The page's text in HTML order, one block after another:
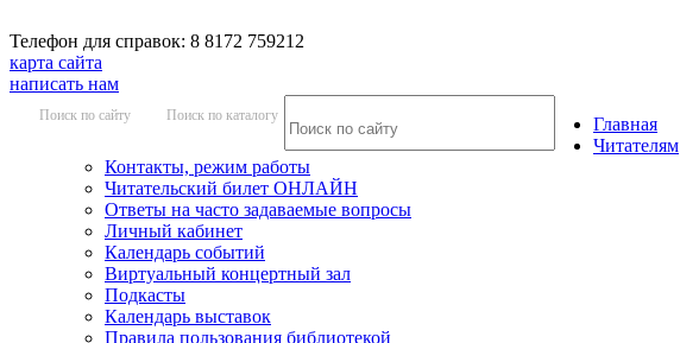
Телефон для справок: 8 8172 759212
карта сайта
написать нам
Поиск по сайту Поиск по каталогу
Главная
Читателям
Контакты, режим работы
Читательский билет ОНЛАЙН
Ответы на часто задаваемые вопросы
Личный кабинет
Календарь событий
Виртуальный концертный зал
Подкасты
Календарь выставок
Правила пользования библиотекой